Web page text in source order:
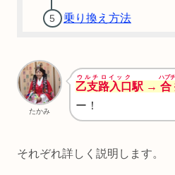
乗り換え方法
たかみ
乙支路入口
ウルチロイック
駅 → 合
ハプ
ー！
それぞれ詳しく説明します。